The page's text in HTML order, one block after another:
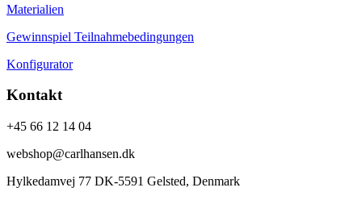
Materialien
Gewinnspiel Teilnahmebedingungen
Konfigurator
Kontakt
+45 66 12 14 04
webshop@carlhansen.dk
Hylkedamvej 77 DK-5591 Gelsted, Denmark